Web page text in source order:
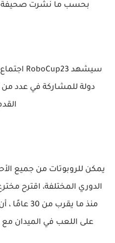
بحسب ما نشرت صحيفة
دولة للمشاركة في عدد من
يمكن للروبوتات من جميع
الدوري المختلفة، اقترح
منذ ما يقرب
على اللعب في الميدان مع